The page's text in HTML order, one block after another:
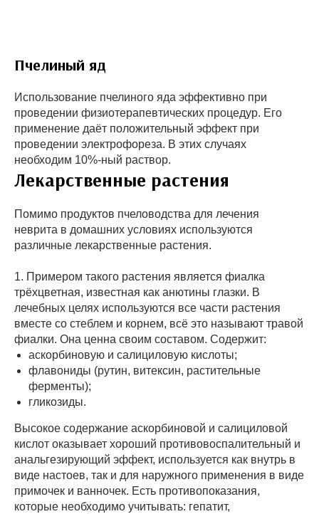
Пчелиный яд
Использование пчелиного яда эффективно при
проведении физиотерапевтических процедур. Его
применение даёт положительный эффект при
проведении электрофореза. В этих случаях
необходим 10%-ный раствор.
Лекарственные растения
Помимо продуктов пчеловодства для лечения
неврита в домашних условиях используются
различные лекарственные растения.
1. Примером такого растения является фиалка
трёхцветная, известная как анютины глазки. В
лечебных целях используются все части растения
вместе со стеблем и корнем, всё это называют травой
фиалки. Она ценна своим составом. Содержит:
аскорбиновую и салициловую кислоты;
флавониды (рутин, витексин, растительные
ферменты);
гликозиды.
Высокое содержание аскорбиновой и салициловой
кислот оказывает хороший противовоспалительный и
анальгезирующий эффект, используется как внутрь в
виде настоев, так и для наружного применения в виде
примочек и ванночек. Есть противопоказания,
которые необходимо учитывать: гепатит,